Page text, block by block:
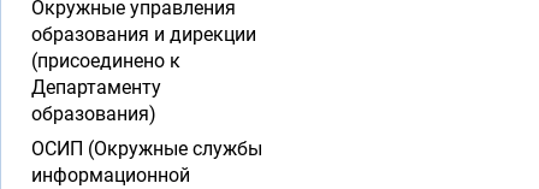
Окружные управления
образования и дирекции
(присоединено к
Департаменту
образования)
ОСИП (Окружные службы
информационной